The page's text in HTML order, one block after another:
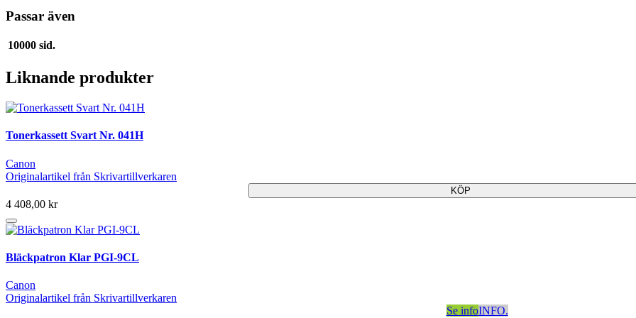
Passar även
10000 sid.
Liknande produkter
Tonerkassett Svart Nr. 041H
Canon
Originalartikel från Skrivartillverkaren
KÖP
4 408,00 kr
Bläckpatron Klar PGI-9CL
Canon
Originalartikel från Skrivartillverkaren
Se infoINFO.